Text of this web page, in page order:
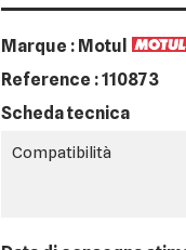
Marque : Motul
Reference :110873
Scheda tecnica
Compatibilità